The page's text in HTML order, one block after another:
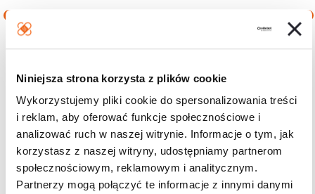
Niniejsza strona korzysta z plików cookie
Wykorzystujemy pliki cookie do spersonalizowania treści
i reklam, aby oferować funkcje społecznościowe i
analizować ruch w naszej witrynie. Informacje o tym, jak
korzystasz z naszej witryny, udostępniamy partnerom
społecznościowym, reklamowym i analitycznym.
Partnerzy mogą połączyć te informacje z innymi danymi
min.
maks.
Filtruj
Darmowa dostawa
od 200zł